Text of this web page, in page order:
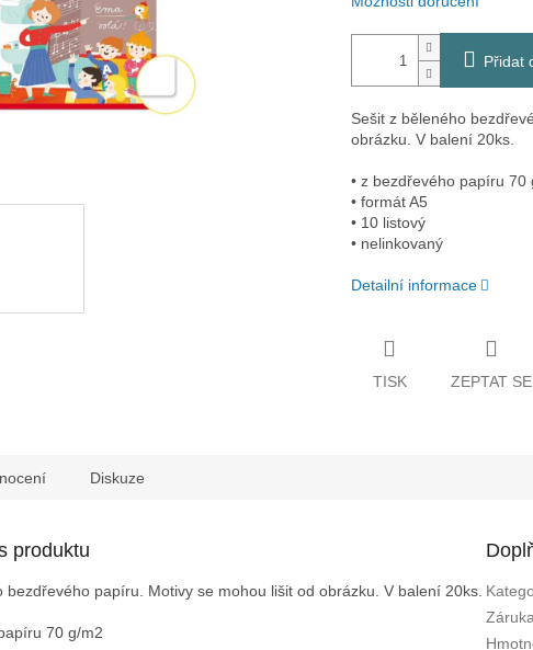
Přidat
Sešit z běleného
obrázku. V balení 20ks.
• z bezdřevého papíru 70
• formát A5
• 10 listový
• nelinkovaný
Detailní informace
TISK ZEPTAT SE
Diskuze
produktu
bezdřevého papíru. Motivy se mohou lišit od obrázku. V balení 20ks.
70 g/m2
Záruka